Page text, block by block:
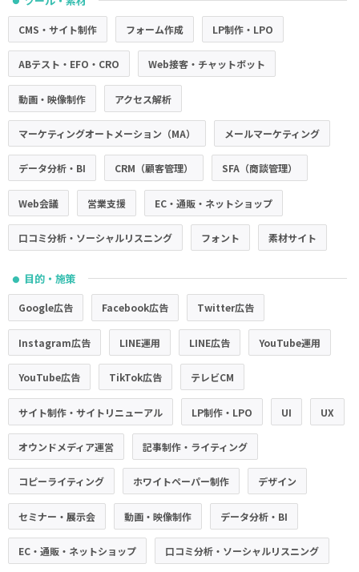
CMS・サイト制作 フォーム作成 LP制作・LPO
ABテスト・EFO・CRO Web接客・チャットボット
動画・映像制作 アクセス解析
マーケティングオートメーション（MA） メールマーケティング
データ分析・BI CRM（顧客管理） SFA（商談管理）
Web会議 営業支援 EC・通販・ネットショップ
口コミ分析・ソーシャルリスニング フォント 素材サイト
● 目的・施策
Google広告 Facebook広告 Twitter広告
Instagram広告 LINE運用 LINE広告 YouTube運用
YouTube広告 TikTok広告 テレビCM
サイト制作・サイトリニューアル LP制作・LPO UI UX
オウンドメディア運営 記事制作・ライティング
コピーライティング ホワイトペーパー制作 デザイン
セミナー・展示会 動画・映像制作 データ分析・BI
EC・通販・ネットショップ 口コミ分析・ソーシャルリスニング